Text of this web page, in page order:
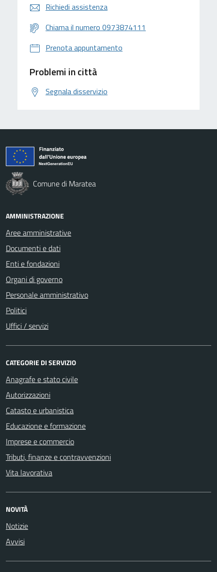
Richiedi assistenza
Chiama il numero 0973874111
Prenota appuntamento
Problemi in città
Segnala disservizio
Comune di Maratea
AMMINISTRAZIONE
Aree amministrative
Documenti e dati
Enti e fondazioni
Organi di governo
Personale amministrativo
Politici
Uffici / servizi
CATEGORIE DI SERVIZIO
Anagrafe e stato civile
Autorizzazioni
Catasto e urbanistica
Educazione e formazione
Imprese e commercio
Tributi, finanze e contravvenzioni
Vita lavorativa
NOVITÀ
Notizie
Avvisi